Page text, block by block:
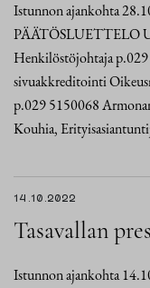
Istunnon ajankohta
PÄÄTÖSLUETTELO
Henkilöstöjohtaja
sivuakkreditointi
p.029 5150068
Kouhia,
14.10.2022
Tasavallan
Istunnon ajankohta